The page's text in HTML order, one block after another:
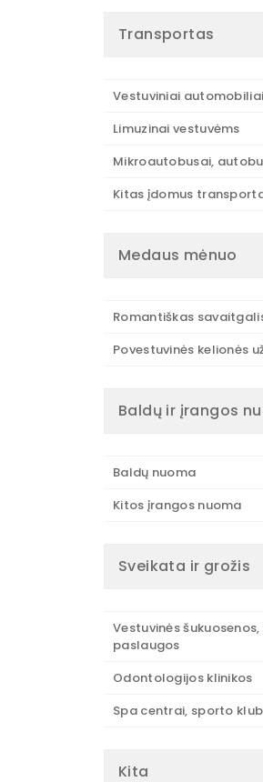
Transportas
Vestuviniai automobiliai
Limuzinai vestuvėms
Mikroautobusai,
Kitas įdomus
Medaus mėnuo
Romantiškas
Povestuvinės kelionės
Baldų ir įrangos
Baldų nuoma
Kitos įrangos nuoma
Sveikata ir grožis
Vestuvinės
paslaugos
Odontologijos klinikos
Spa centrai, sporto
Kita